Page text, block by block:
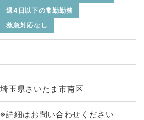
週4日以下の常勤勤務
救急対応なし
埼玉県さいたま市南区
※詳細はお問い合わせください